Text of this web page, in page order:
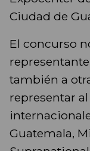
Ciudad de
El concurso
también a
representar
Guatemala,